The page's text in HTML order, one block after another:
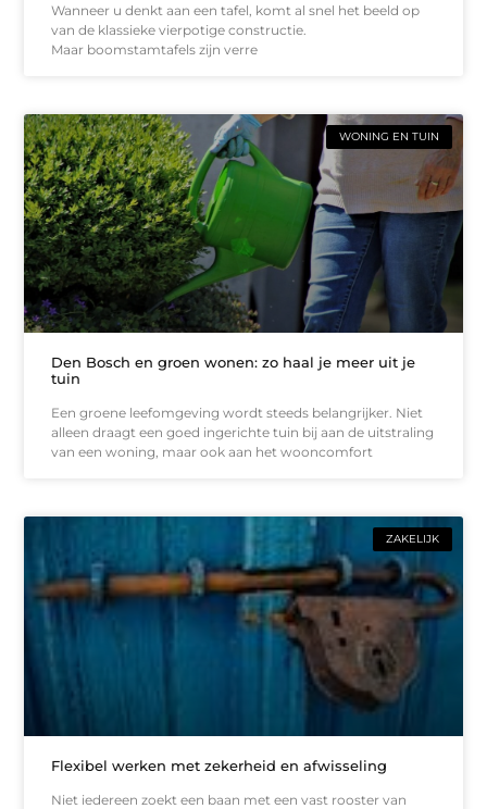
Wanneer u denkt aan een tafel, komt al snel het beeld op
van de klassieke vierpotige constructie.
Maar boomstamtafels zijn verre
WONING EN TUIN
Den Bosch en groen wonen: zo haal je meer uit je
tuin
Een groene leefomgeving wordt steeds belangrijker. Niet
alleen draagt een goed ingerichte tuin bij aan de uitstraling
van een woning, maar ook aan het wooncomfort
ZAKELIJK
Flexibel werken met zekerheid en afwisseling
Niet iedereen zoekt een baan met een vast rooster van